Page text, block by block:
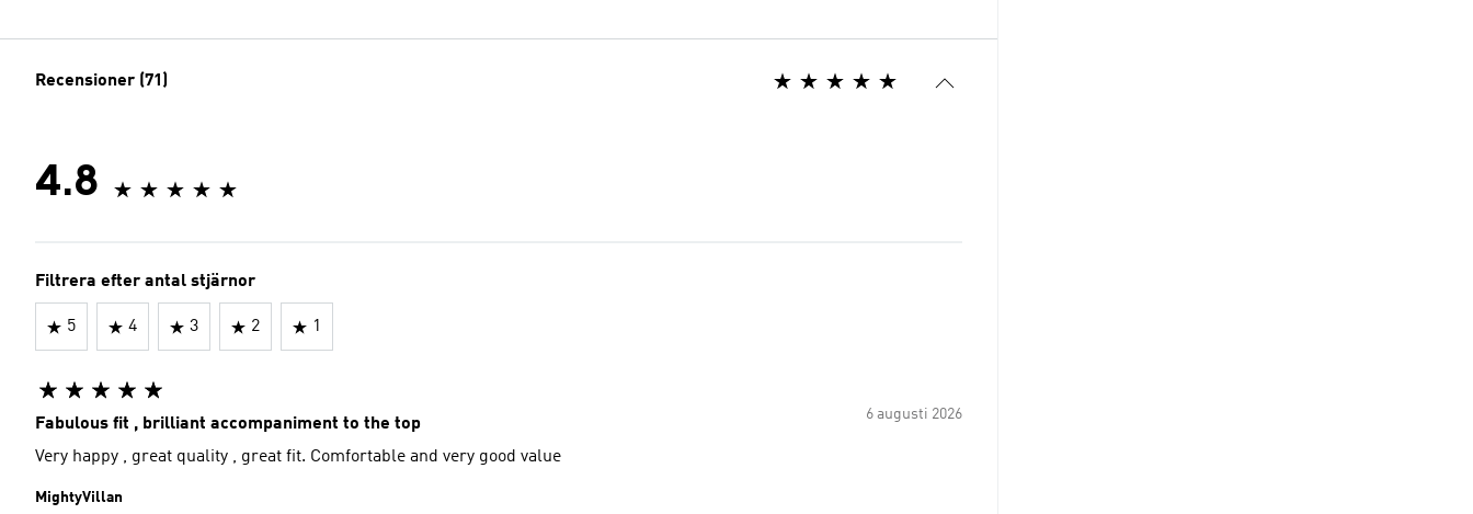
Recensioner (71)
4.8
Filtrera efter antal stjärnor
5 4 3 2 1
6 augusti 2026
Fabulous fit , brilliant accompaniment to the top
Very happy , great quality , great fit. Comfortable and very good value
MightyVillan